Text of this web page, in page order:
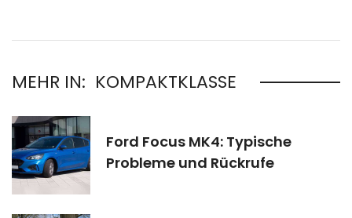
MEHR IN: KOMPAKTKLASSE
Ford Focus MK4: Typische
Probleme und Rückrufe